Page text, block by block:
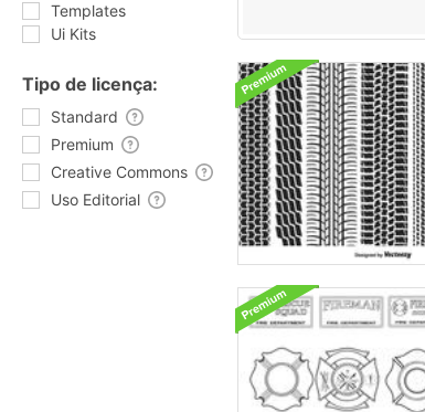
Templates
Ui Kits
Tipo de licença:
Standard
Premium
Creative Commons
Uso Editorial